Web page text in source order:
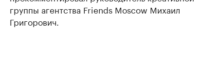
группы агентства Friends Moscow Михаил
Григорович.